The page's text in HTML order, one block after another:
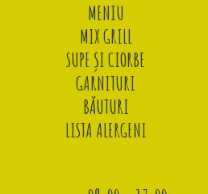
MENIU
MIX GRILL
SUPE ȘI CIORBE
GARNITURI
BĂUTURI
LISTA ALERGENI